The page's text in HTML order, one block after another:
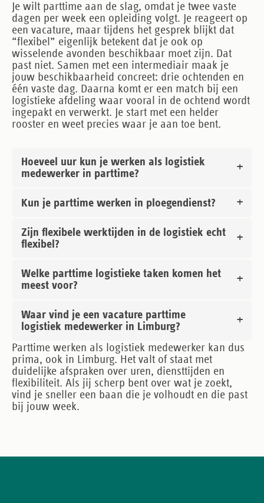
Je wilt parttime aan de slag, omdat je twee vaste
dagen per week een opleiding volgt. Je reageert op
een vacature, maar tijdens het gesprek blijkt dat
“flexibel” eigenlijk betekent dat je ook op
wisselende avonden beschikbaar moet zijn. Dat
past niet. Samen met een intermediair maak je
jouw beschikbaarheid concreet: drie ochtenden en
één vaste dag. Daarna komt er een match bij een
logistieke afdeling waar vooral in de ochtend wordt
ingepakt en verwerkt. Je start met een helder
rooster en weet precies waar je aan toe bent.
Hoeveel uur kun je werken als logistiek
medewerker in parttime?
Kun je parttime werken in ploegendienst?
Zijn flexibele werktijden in de logistiek echt
flexibel?
Welke parttime logistieke taken komen het
meest voor?
Waar vind je een vacature parttime
logistiek medewerker in Limburg?
Parttime werken als logistiek medewerker kan dus
prima, ook in Limburg. Het valt of staat met
duidelijke afspraken over uren, diensttijden en
flexibiliteit. Als jij scherp bent over wat je zoekt,
vind je sneller een baan die je volhoudt en die past
bij jouw week.